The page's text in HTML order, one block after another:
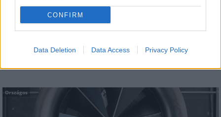
CONFIRM
Data Deletion Data Access Privacy Policy
A lakosságra is fontos szerep hárul a szúnyoginvázió
elkerülésében
Országos